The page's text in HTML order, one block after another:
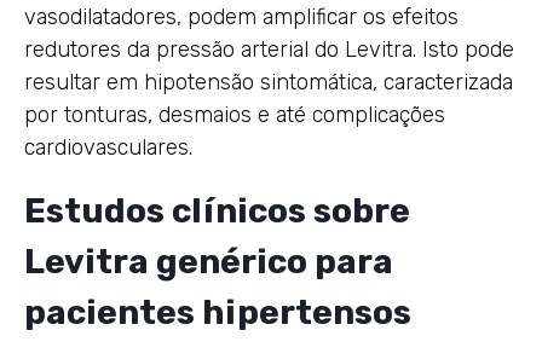
vasodilatadores, podem amplificar os efeitos
redutores da pressão arterial do Levitra. Isto pode
resultar em hipotensão sintomática, caracterizada
por tonturas, desmaios e até complicações
cardiovasculares.
Estudos clínicos sobre
Levitra genérico para
pacientes hipertensos